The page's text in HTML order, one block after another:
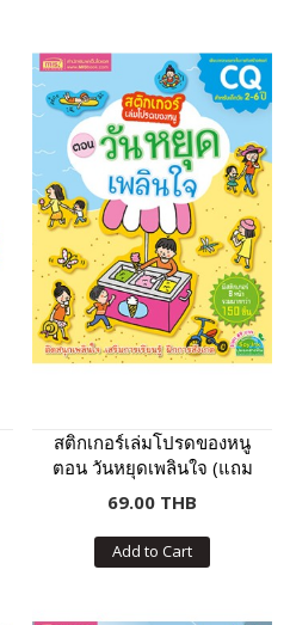
สติกเกอร์เล่มโปรดของหนู
ตอน วันหยุดเพลินใจ (แถม
ฟรี! สติกเกอร์กว่า 150 ชิ้น)
69.00 THB
Add to Cart